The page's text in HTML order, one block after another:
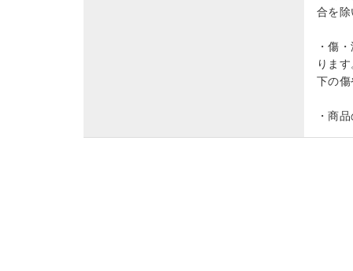
合を
・傷
りま
下の
・商